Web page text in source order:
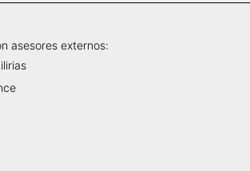
asesores externos: